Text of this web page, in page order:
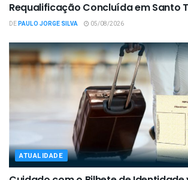
Requalificação Concluída em Santo
DEPAULO JORGE SILVA 05/08/2026
ATUALIDADE